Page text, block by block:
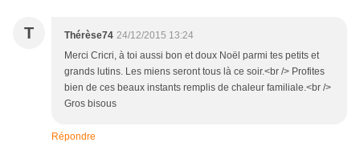
T Thérèse74 24/12/2015 13:24
Merci Cricri, à toi aussi bon et doux Noël parmi tes petits et
grands lutins. Les miens seront tous là ce soir.<br /> Profites
bien de ces beaux instants remplis de chaleur familiale.<br />
Gros bisous
Répondre